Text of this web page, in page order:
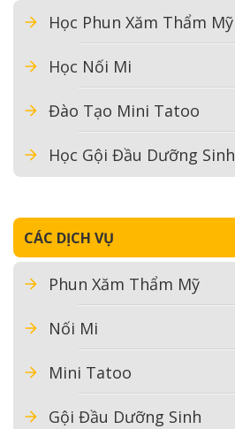
Học Phun Xăm Thẩm Mỹ
Học Nối Mi
Đào Tạo Mini Tatoo
Học Gội Đầu Dưỡng Sinh
CÁC DỊCH VỤ
Phun Xăm Thẩm Mỹ
Nối Mi
Mini Tatoo
Gội Đầu Dưỡng Sinh